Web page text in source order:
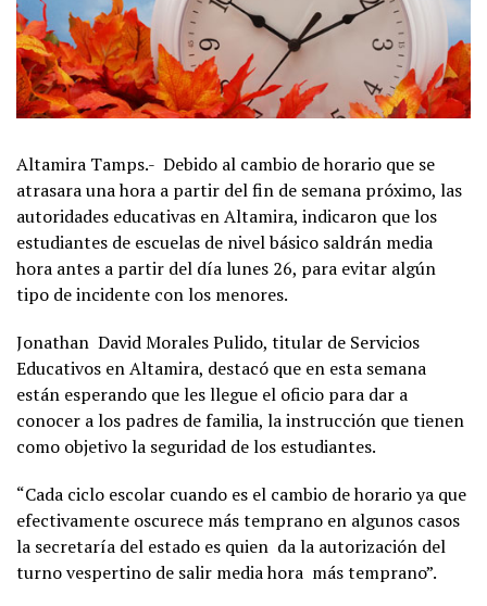
Altamira Tamps.- Debido al cambio de horario que se
atrasara una hora a partir del fin de semana próximo, las
autoridades educativas en Altamira, indicaron que los
estudiantes de escuelas de nivel básico saldrán media
hora antes a partir del día lunes 26, para evitar algún
tipo de incidente con los menores.
Jonathan David Morales Pulido, titular de Servicios
Educativos en Altamira, destacó que en esta semana
están esperando que les llegue el oficio para dar a
conocer a los padres de familia, la instrucción que tienen
como objetivo la seguridad de los estudiantes.
“Cada ciclo escolar cuando es el cambio de horario ya que
efectivamente oscurece más temprano en algunos casos
la secretaría del estado es quien da la autorización del
turno vespertino de salir media hora más temprano”.